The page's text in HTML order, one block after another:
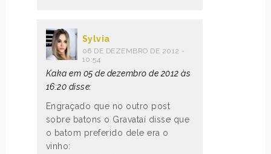
Sylvia
06 DE DEZEMBRO DE 2012 -
10:54
Kaka em 05 de dezembro de 2012 às
16:20 disse:
Engraçado que no outro post
sobre batons o Gravataí disse que
o batom preferido dele era o
vinho: